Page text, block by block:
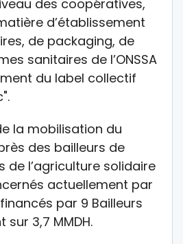
des coopératives,
d’établissement
de packaging, de
sanitaires de l’ONSSA
du label collectif
la mobilisation du
des bailleurs de
de l’agriculture solidaire
actuellement par
par 9 Bailleurs
3,7 MMDH.